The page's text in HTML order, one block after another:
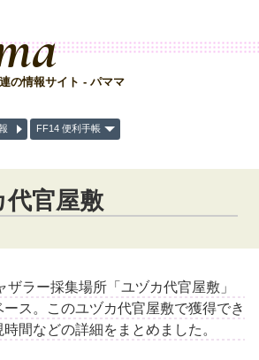
の情報サイト - パママ
FF14 便利手帳
代官屋敷
ザラー採集場所「ユヅカ代官屋敷」
ス。このユヅカ代官屋敷で獲得でき
間などの詳細をまとめました。